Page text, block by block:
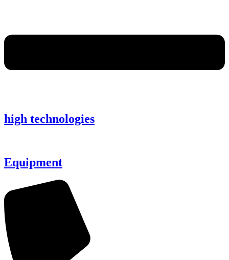
high technologies
Equipment